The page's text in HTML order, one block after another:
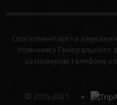
Свої коментарі та
помічнику Генерального
за номером телефону
© 2015-2021